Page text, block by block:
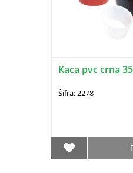
Kaca pvc crna
Šifra: 2278